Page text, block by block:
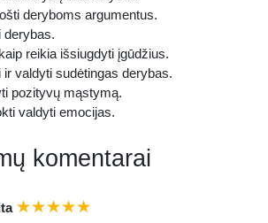
deryboms argumentus.
reikia išsiugdyti įgūdžius.
valdyti sudėtingas derybas.
pozityvų mąstymą.
valdyti emocijas.
komentarai